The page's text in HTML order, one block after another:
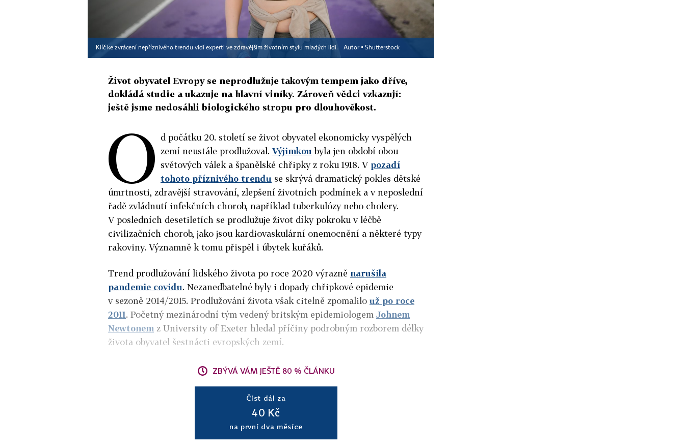
Klíč ke zvrácení nepříznivého trendu vidí experti ve zdravějším životním stylu mladých lidí. Autor ▪ Shutterstock
Život obyvatel Evropy se neprodlužuje takovým tempem jako dříve,
dokládá studie a ukazuje na hlavní viníky. Zároveň vědci vzkazují:
ještě jsme nedosáhli biologického stropu pro dlouhověkost.
O d počátku 20. století se život obyvatel ekonomicky vyspělých
zemí neustále prodlužoval. Výjimkou byla jen období obou
světových válek a španělské chřipky z roku 1918. V pozadí
tohoto příznivého trendu se skrývá dramatický pokles dětské
úmrtnosti, zdravější stravování, zlepšení životních podmínek a v neposlední
řadě zvládnutí infekčních chorob, například tuberkulózy nebo cholery.
V posledních desetiletích se prodlužuje život díky pokroku v léčbě
civilizačních chorob, jako jsou kardiovaskulární onemocnění a některé typy
rakoviny. Významně k tomu přispěl i úbytek kuřáků.
Trend prodlužování lidského života po roce 2020 výrazně narušila
pandemie covidu. Nezanedbatelné byly i dopady chřipkové epidemie
v sezoně 2014/2015. Prodlužování života však citelně zpomalilo už po roce
2011. Početný mezinárodní tým vedený britským epidemiologem Johnem
Newtonem z University of Exeter hledal příčiny podrobným rozborem délky
života obyvatel šestnácti evropských zemí.
ZBÝVÁ VÁM JEŠTĚ 80 % ČLÁNKU
Číst dál za
40 Kč
na první dva měsíce